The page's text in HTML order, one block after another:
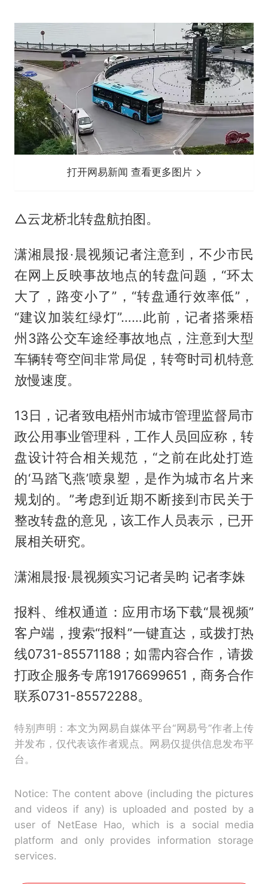
打开网易新闻 查看更多图片
△云龙桥北转盘航拍图。
潇湘晨报·晨视频记者注意到，不少市民
在网上反映事故地点的转盘问题，“环太
大了，路变小了”，“转盘通行效率低”，
“建议加装红绿灯”……此前，记者搭乘梧
州3路公交车途经事故地点，注意到大型
车辆转弯空间非常局促，转弯时司机特意
放慢速度。
13日，记者致电梧州市城市管理监督局市
政公用事业管理科，工作人员回应称，转
盘设计符合相关规范，“之前在此处打造
的‘马踏飞燕’喷泉塑，是作为城市名片来
规划的。”考虑到近期不断接到市民关于
整改转盘的意见，该工作人员表示，已开
展相关研究。
潇湘晨报·晨视频实习记者吴昀 记者李姝
报料、维权通道：应用市场下载“晨视频”
客户端，搜索“报料”一键直达，或拨打热
线0731-85571188；如需内容合作，请拨
打政企服务专席19176699651，商务合作
联系0731-85572288。
特别声明：本文为网易自媒体平台“网易号”作者上传
并发布，仅代表该作者观点。网易仅提供信息发布平
台。
Notice: The content above (including the pictures
and videos if any) is uploaded and posted by a
user of NetEase Hao, which is a social media
platform and only provides information storage
services.